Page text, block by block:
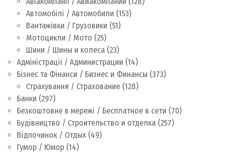
Автомобілі / Автомобили (153)
Вантажівки / Грузовики (51)
Мотоцикли / Мото (25)
Шини / Шины и колеса (23)
Адміністрації / Администрации (14)
Бізнес та Фінанси / Бизнес и Финансы (373)
Страхування / Страхование (128)
Банки (297)
Безкоштовне в мережі / Бесплатное в сети (70)
Будівництво / Строительство и отделка (257)
Відпочинок / Отдых (49)
Гумор / Юмор (14)